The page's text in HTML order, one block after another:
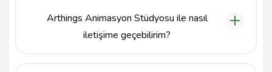
Arthings Animasyon Stüdyosu ile nasıl
iletişime geçebilirim?